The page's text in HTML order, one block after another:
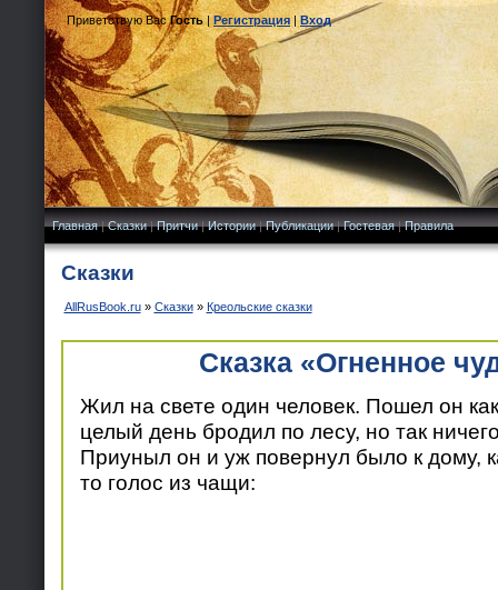
Приветствую Вас Гость|Регистрация|Вход
Главная|Сказки|Притчи|Истории|Публикации|Гостевая|Правила
Сказки
AllRusBook.ru» Сказки» Креольские сказки
Сказка «Огненное
Жил на свете один человек. Пошел он
целый день бродил по лесу, но так
Приуныл он и уж повернул было к дому,
то голос из чащи: